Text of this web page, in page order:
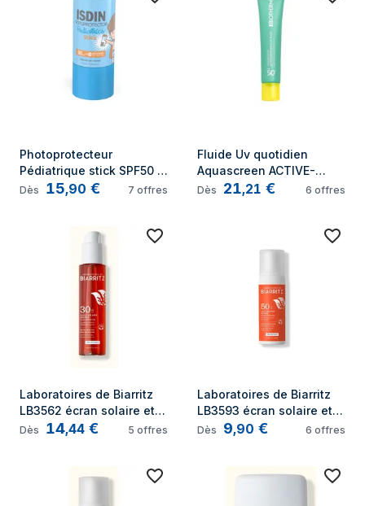
Photoprotecteur
Pédiatrique stick SPF50
20 gr
Dès 15,90 € 7 offres
Fluide Uv quotidien
Aquascreen ACTIVE-
WEAR SPF50+ 40 ml
Dès 21,21 € 6 offres
Laboratoires de Biarritz
LB3562 écran solaire et
produit après soleil Huile
Dès 14,44 € 5 offres
Laboratoires de Biarritz
LB3593 écran solaire et
produit après soleil Huile
Dès 9,90 € 6 offres